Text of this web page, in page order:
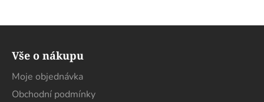
Vše o nákupu
Moje objednávka
Obchodní podmínky